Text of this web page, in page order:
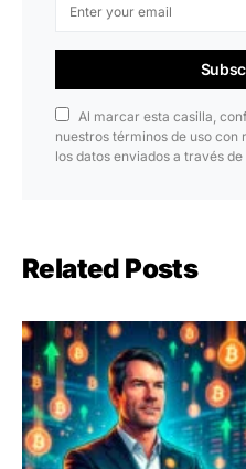
Al marcar esta casilla,
nuestros términos de uso
los datos enviados a través
Related Posts